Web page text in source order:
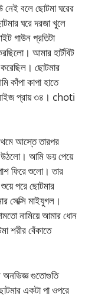
নেই বলে ছোটমা ঘরের
ঘরে দরজা খুলে
গাউন প্রতিটা
আমার হার্টবিট
করেছিল। ছোটমার
কাঁপা কাপা হাতে
সাইজ প্রায় ৩৪। choti
আস্তে তারপর
উঠলো। আমি ভয় পেয়ে
ফিরে শুলো। তার
পরে ছোটমার
সেক্সি মাইযুগল।
নামিয়ে আমার ধোন
শরীর বেঁকাতে
অনভিজ্ঞ গুতোগুতি
একটা পা ওপরে